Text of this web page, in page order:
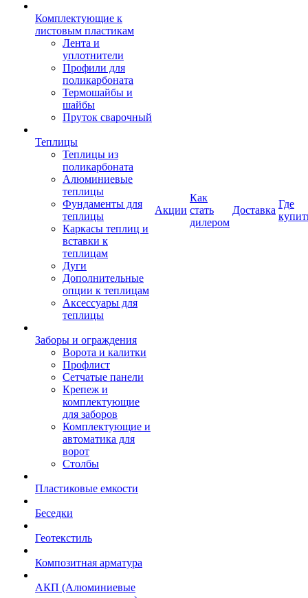
Комплектующие к
листовым пластикам
Лента и
уплотнители
Профили для
поликарбоната
Термошайбы и
шайбы
Пруток сварочный
Теплицы
Теплицы из
поликарбоната
Алюминиевые
теплицы
Фундаменты для
теплицы
Каркасы теплиц и
вставки к
теплицам
Дуги
Дополнительные
опции к теплицам
Аксессуары для
теплицы
Заборы и ограждения
Ворота и калитки
Профлист
Сетчатые панели
Крепеж и
комплектующие
для заборов
Комплектующие и
автоматика для
ворот
Столбы
Пластиковые емкости
Беседки
Геотекстиль
Композитная арматура
АКП (Алюминиевые
Акции
Как
стать
дилером
Доставка
Где